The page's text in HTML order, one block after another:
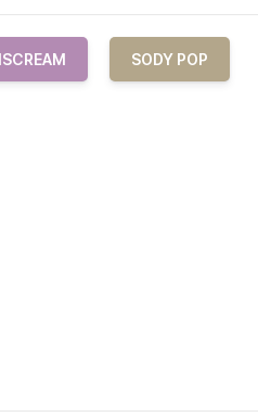
ISCREAM SODY POP